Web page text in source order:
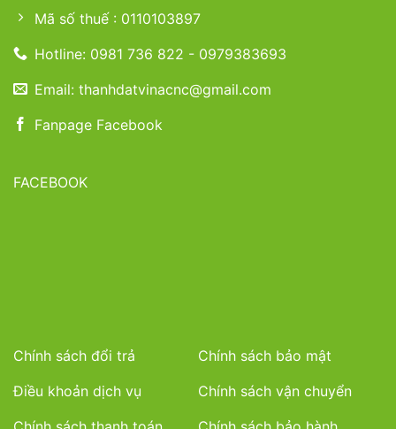
Mã số thuế : 0110103897
Hotline: 0981 736 822 - 0979383693
Email: thanhdatvinacnc@gmail.com
Fanpage Facebook
FACEBOOK
Chính sách đổi trả
Chính sách bảo mật
Điều khoản dịch vụ
Chính sách vận chuyển